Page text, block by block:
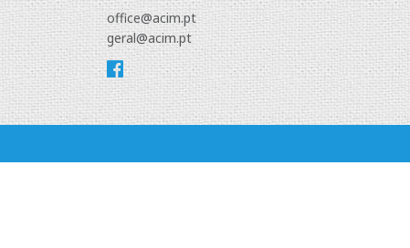
office@acim.pt
geral@acim.pt